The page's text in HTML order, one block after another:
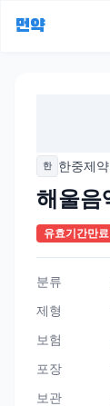
먼약
한 한중제
해울음
유효기간만료
분류
제형
보험
포장
보관